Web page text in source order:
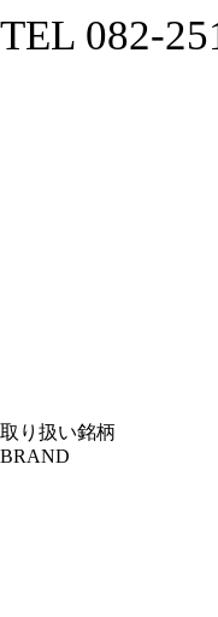
TEL 082-
取り扱い銘柄
BRAND